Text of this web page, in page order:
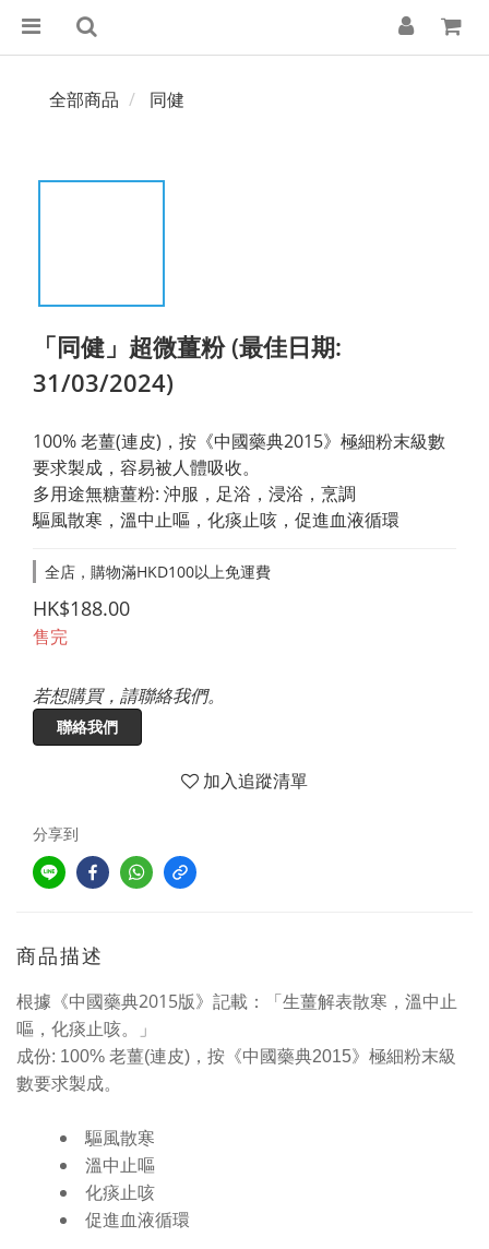
全部商品 同健
「同健」超微薑粉 (最佳日期:
31/03/2024)
100% 老薑(連皮)，按《中國藥典2015》極細粉末級數
要求製成，容易被人體吸收。
多用途無糖薑粉: 沖服，足浴，浸浴，烹調
驅風散寒，溫中止嘔，化痰止咳，促進血液循環
全店，購物滿HKD100以上免運費
HK$188.00
售完
若想購買，請聯絡我們。
聯絡我們
加入追蹤清單
分享到
商品描述
根據《中國藥典2015版》記載：「生薑解表散寒，溫中止
嘔，化痰止咳。」
成份: 100% 老薑(連皮) ，按《中國藥典2015》極細粉末級
數要求製成。
驅風散寒
溫中止嘔
化痰止咳
促進血液循環